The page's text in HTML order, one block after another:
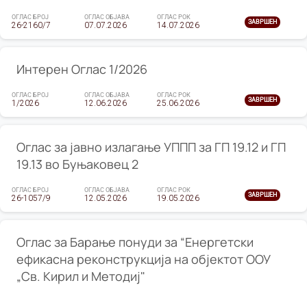
ОГЛАС БРОЈ
26-2160/7
ОГЛАС ОБЈАВА
07.07.2026
ОГЛАС РОК
14.07.2026 ЗАВРШЕН
Интерен Оглас 1/2026
ОГЛАС БРОЈ
1/2026
ОГЛАС ОБЈАВА
12.06.2026
ОГЛАС РОК
25.06.2026 ЗАВРШЕН
Оглас за јавно излагање УППП за ГП 19.12 и ГП
19.13 во Буњаковец 2
ОГЛАС БРОЈ
26-1057/9
ОГЛАС ОБЈАВА
12.05.2026
ОГЛАС РОК
19.05.2026 ЗАВРШЕН
Оглас за Барање понуди за “Енергетски
ефикасна реконструкција на објектот ООУ
„Св. Кирил и Методиј"